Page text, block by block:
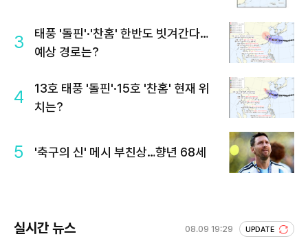
3
태풍 '돌핀'·'찬홈' 한반도 빗겨간다…
예상 경로는?
4
13호 태풍 '돌핀'·15호 '찬홈' 현재 위
치는?
5 '축구의 신' 메시 부친상…향년 68세
실시간 뉴스 08.09 19:29 UPDATE